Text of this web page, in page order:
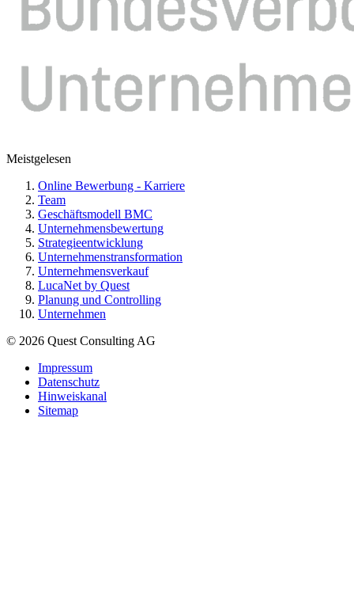
Meistgelesen
Online Bewerbung - Karriere
Team
Geschäftsmodell BMC
Unternehmensbewertung
Strategieentwicklung
Unternehmenstransformation
Unternehmensverkauf
LucaNet by Quest
Planung und Controlling
Unternehmen
© 2026 Quest Consulting AG
Impressum
Datenschutz
Hinweiskanal
Sitemap